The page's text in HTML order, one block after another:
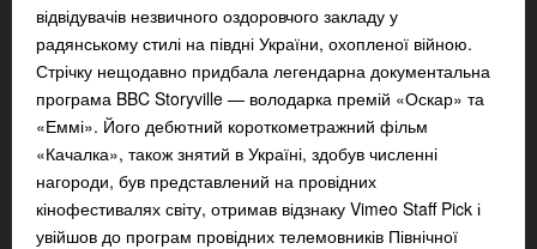
відвідувачів незвичного оздоровчого закладу у
радянському стилі на півдні України, охопленої війною.
Стрічку нещодавно придбала легендарна документальна
програма BBC Storyville — володарка премій «Оскар» та
«Еммі». Його дебютний короткометражний фільм
«Качалка», також знятий в Україні, здобув численні
нагороди, був представлений на провідних
кінофестивалях світу, отримав відзнаку Vimeo Staff Pick і
увійшов до програм провідних телемовників Північної